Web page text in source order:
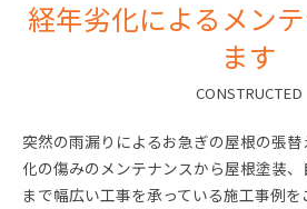
経年劣化によるメン
ます
CONSTRUCTED
突然の雨漏りによるお急ぎの屋根の張
化の傷みのメンテナンスから屋根塗装
まで幅広い工事を承っている施工事例